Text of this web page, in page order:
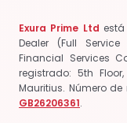
Exura Prime Ltd
Dealer (Full
Financial Services
registrado: 5th
Mauritius. Número de
GB26206361.